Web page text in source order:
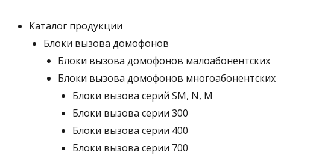
Каталог продукции
Блоки вызова домофонов
Блоки вызова домофонов малоабонентских
Блоки вызова домофонов многоабонентских
Блоки вызова серий SM, N, M
Блоки вызова серии 300
Блоки вызова серии 400
Блоки вызова серии 700